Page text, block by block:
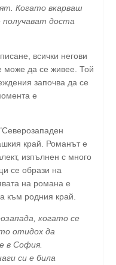
Когато вкарваш
доста
всички негови
може да се живее. Той
започва да се
е
край. Романът е
изпълнен с много
се образи на
на романа е
към родния край.
когато се
отидох да
в София.
си е била